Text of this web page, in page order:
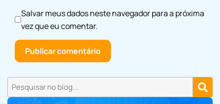
Salvar meus dados neste navegador para a próxima
vez que eu comentar.